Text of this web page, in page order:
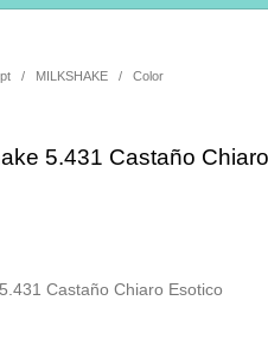
Utensilios de Peluquería
/ MILKSHAKE / Color
5.431 Castaño
Castaño Chiaro Esotico